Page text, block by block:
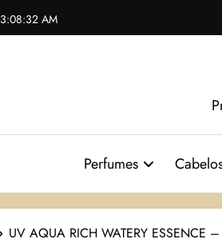
3:08:33 AM
Perfumes
UV AQUA RICH WATERY ESSENCE